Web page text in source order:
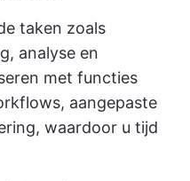
taken zoals
analyse en
met functies
aangepaste
waardoor u tijd